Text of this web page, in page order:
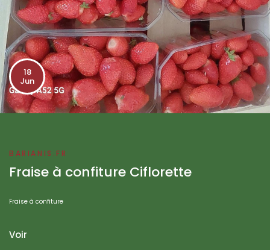
18
Jun
BARIANIS.FR
Fraise à confiture Ciflorette
Fraise à confiture
Voir